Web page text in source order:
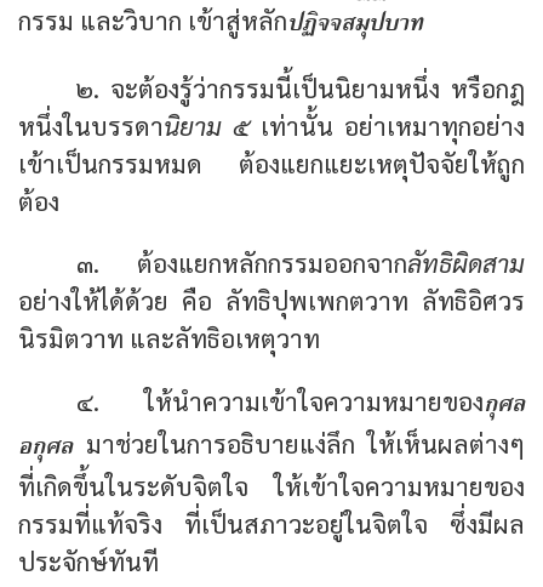
กรรม และวิบาก เข้าสู่หลักปฏิจจสมุปบาท
๒. จะต้องรู้ว่ากรรมนี้เป็นนิยามหนึ่ง หรือกฎ
หนึ่งในบรรดานิยาม ๕เท่านั้น อย่าเหมาทุกอย่าง
เข้าเป็นกรรมหมด ต้องแยกแยะเหตุปัจจัยให้ถูก
ต้อง
๓. ต้องแยกหลักกรรมออกจากลัทธิผิดสาม
อย่างให้ได้ด้วย คือ ลัทธิปุพเพกตวาท ลัทธิอิศวร
นิรมิตวาท และลัทธิอเหตุวาท
๔. ให้นำความเข้าใจความหมายของกุศล
อกุศลมาช่วยในการอธิบายแง่ลึก ให้เห็นผลต่างๆ
ที่เกิดขึ้นในระดับจิตใจ ให้เข้าใจความหมายของ
กรรมที่แท้จริง ที่เป็นสภาวะอยู่ในจิตใจ ซึ่งมีผล
ประจักษ์ทันที